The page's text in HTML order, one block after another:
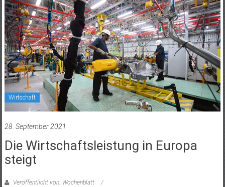
Wirtschaft
28. September 2021
Die Wirtschaftsleistung in Europa
steigt
Veröffentlicht von: Wochenblatt